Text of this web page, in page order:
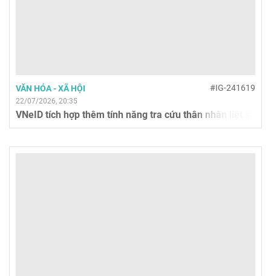
VĂN HÓA - XÃ HỘI #IG-241619
22/07/2026, 20:35
VNeID tích hợp thêm tính năng tra cứu thân nhân liệt sĩ